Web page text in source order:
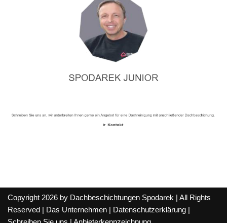
Copyright 2026 by Dachbeschichtungen Spodarek | All Rights
Reserved |
Das Unternehmen Datenschutzerklärung